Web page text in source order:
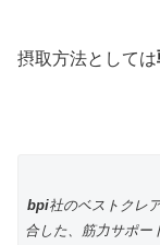
摂取方法としては
bpi社のベストクレ
合した、筋力サポー